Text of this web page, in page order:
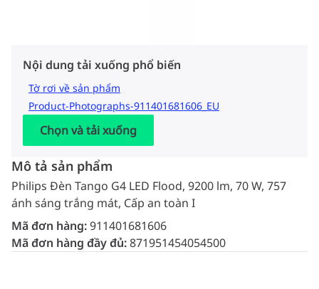
Nội dung tải xuống phổ biến
Tờ rơi về sản phẩm
Product-Photographs-911401681606_EU
Chọn và tải xuống
Mô tả sản phẩm
Philips Đèn Tango G4 LED Flood, 9200 lm, 70 W, 757
ánh sáng trắng mát, Cấp an toàn I
Mã đơn hàng:911401681606
Mã đơn hàng đầy đủ:871951454054500